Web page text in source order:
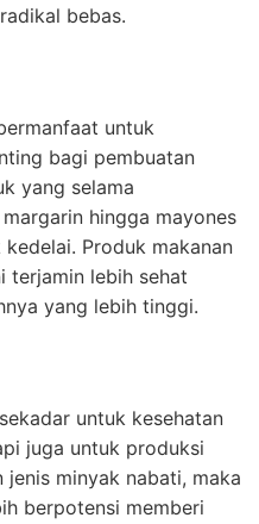
bebas.
untuk
bagi pembuatan
yang selama
hingga mayones
Produk makanan
terjamin lebih sehat
yang lebih tinggi.
untuk kesehatan
juga untuk produksi
jenis minyak nabati, maka
berpotensi memberi